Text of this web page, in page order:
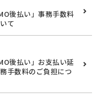
後払い」事務手数料
て
後払い」お支払い延
手数料のご負担につ